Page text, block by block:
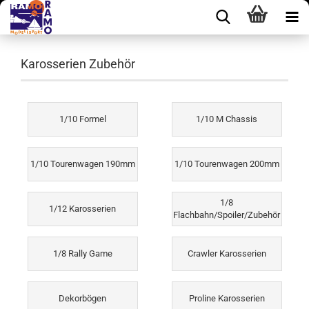
Karosserien Zubehör
1/10 Formel 1/10 M Chassis
1/10 Tourenwagen 190mm 1/10 Tourenwagen 200mm
1/12 Karosserien
1/8
Flachbahn/Spoiler/Zubehör
1/8 Rally Game Crawler Karosserien
Dekorbögen Proline Karosserien